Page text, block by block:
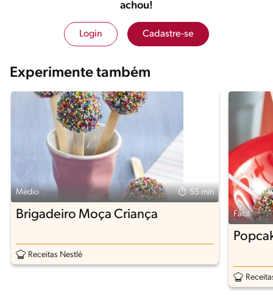
achou!
Login Cadastre-se
Experimente também
Médio 55 min
Brigadeiro Moça Criança
Receitas Nestlé
Fácil